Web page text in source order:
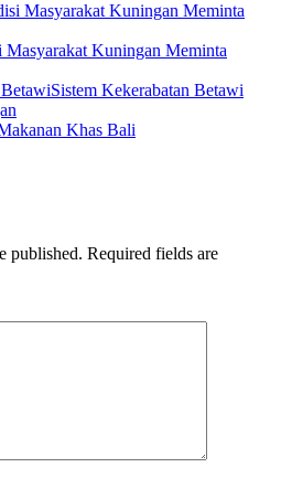
Kuningan Meminta
Sistem Kekerabatan Betawi
Khas Bali
published. Required fields are